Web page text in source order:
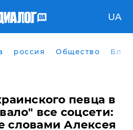
UA
россия Общество
певца в
все соцсети:
словами Алексея